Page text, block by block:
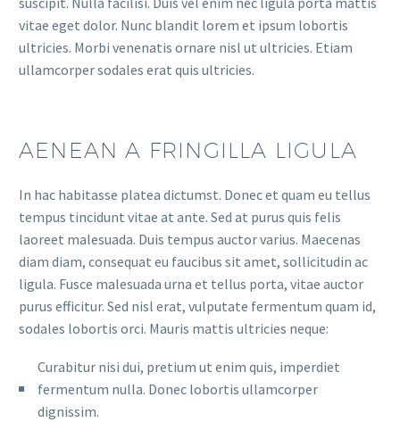
vitae eget dolor. Nunc blandit lorem et ipsum lobortis
ultricies. Morbi venenatis ornare nisl ut ultricies. Etiam
ullamcorper sodales erat quis ultricies.
AENEAN A FRINGILLA LIGULA
In hac habitasse platea dictumst. Donec et quam eu tellus
tempus tincidunt vitae at ante. Sed at purus quis felis
laoreet malesuada. Duis tempus auctor varius. Maecenas
diam diam, consequat eu faucibus sit amet, sollicitudin ac
ligula. Fusce malesuada urna et tellus porta, vitae auctor
purus efficitur. Sed nisl erat, vulputate fermentum quam id,
sodales lobortis orci. Mauris mattis ultricies neque:
Curabitur nisi dui, pretium ut enim quis, imperdiet
fermentum nulla. Donec lobortis ullamcorper
dignissim.